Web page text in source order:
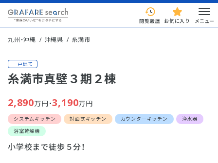
閲覧履歴 お気に入り メニュー
九州・沖縄 沖縄県 糸満市
一戸建て
糸満市真壁３期２棟
2,890万円・3,190万円
システムキッチン 対面式キッチン カウンターキッチン
浄水器
浴室乾燥機
小学校まで徒歩５分！